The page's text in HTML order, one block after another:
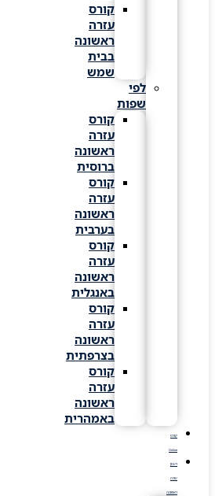
קורס
עזרה
ראשונה
בבית
שמש
לפי
שפות
קורס
עזרה
ראשונה
ברוסית
קורס
עזרה
ראשונה
בערבית
קורס
עזרה
ראשונה
באנגלית
קורס
עזרה
ראשונה
בצרפתית
קורס
עזרה
ראשונה
באמהרית